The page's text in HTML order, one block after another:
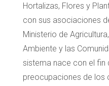
Hortalizas, Flores y
con sus asociaciones
Ministerio de
Ambiente y las
sistema nace con el fin
preocupaciones de los